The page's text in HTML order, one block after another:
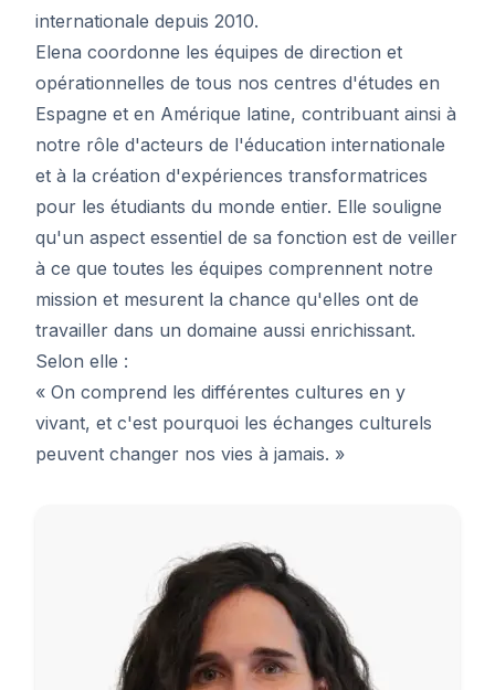
internationale depuis 2010.
Elena coordonne les équipes de direction et
opérationnelles de tous nos centres d'études en
Espagne et en Amérique latine, contribuant ainsi à
notre rôle d'acteurs de l'éducation internationale
et à la création d'expériences transformatrices
pour les étudiants du monde entier. Elle souligne
qu'un aspect essentiel de sa fonction est de veiller
à ce que toutes les équipes comprennent notre
mission et mesurent la chance qu'elles ont de
travailler dans un domaine aussi enrichissant.
Selon elle :
« On comprend les différentes cultures en y
vivant, et c'est pourquoi les échanges culturels
peuvent changer nos vies à jamais. »